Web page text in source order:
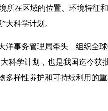
所在区域的位置、环境特征
大科学计划。
洋事务管理局牵头，组织全
科学计划，也是我国迄今
多样性养护和可持续利用的